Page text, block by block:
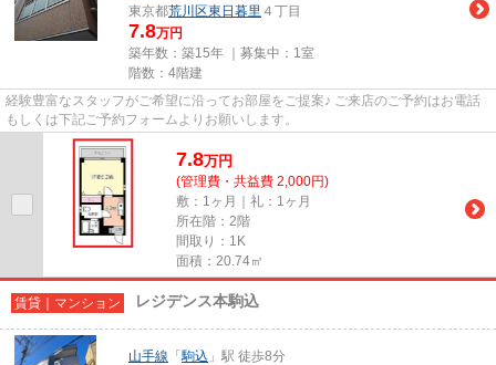
東京都荒川区東日暮里 ４丁目
7.8万円
築年数：築15年 ｜募集中： 1室
階数：4階建
経験豊富なスタッフがご希望に沿ってお部屋をご提案♪ ご来店のご予約はお電話
もしくは下記ご予約フォームよりお願いします。
7.8万円
(管理費・共益費 2,000円)
敷：1ヶ月｜礼：1ヶ月
所在階：2階
間取り：1K
面積：20.74㎡
賃貸｜マンション レジデンス本駒込
山手線 「駒込 」駅 徒歩8分